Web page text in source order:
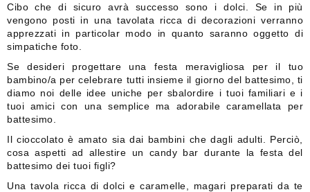
Cibo che di sicuro avrà successo sono i dolci. Se in più
vengono posti in una tavolata ricca di decorazioni verranno
apprezzati in particolar modo in quanto saranno oggetto di
simpatiche foto.
Se desideri progettare una festa meravigliosa per il tuo
bambino/a per celebrare tutti insieme il giorno del battesimo, ti
diamo noi delle idee uniche per sbalordire i tuoi familiari e i
tuoi amici con una semplice ma adorabile caramellata per
battesimo.
Il cioccolato è amato sia dai bambini che dagli adulti. Perciò,
cosa aspetti ad allestire un candy bar durante la festa del
battesimo dei tuoi figli?
Una tavola ricca di dolci e caramelle, magari preparati da te